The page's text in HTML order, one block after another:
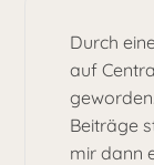
Durch
auf
Beiträge
mir dann